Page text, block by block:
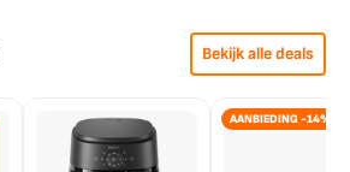
Bekijk alle deals
AANBIEDING -14%